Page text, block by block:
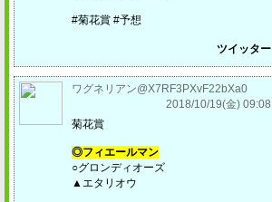
#菊花賞 #予想
ツイッター
ワグネリアン@X7RF3PXvF22bXa0
2018/10/19(金) 09:08
菊花賞
◎フィエールマン
○グロンディオーズ
▲エタリオウ